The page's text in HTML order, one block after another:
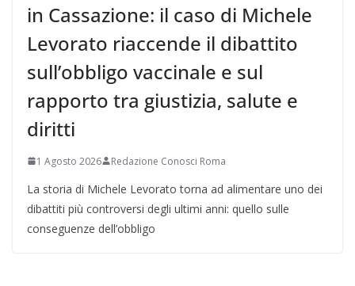
in Cassazione: il caso di Michele
Levorato riaccende il dibattito
sull’obbligo vaccinale e sul
rapporto tra giustizia, salute e
diritti
1 Agosto 2026 Redazione Conosci Roma
La storia di Michele Levorato torna ad alimentare uno dei
dibattiti più controversi degli ultimi anni: quello sulle
conseguenze dell’obbligo